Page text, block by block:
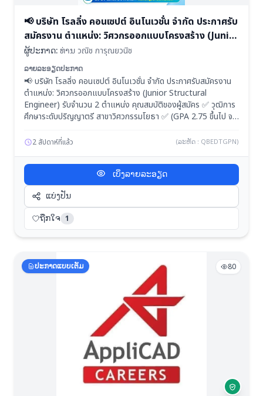
📢 บริษัท โรลลิ่ง คอนเซปต์ อินโนเวชั่น จำกัด ประกาศรับ
สมัครงาน ตำแหน่ง: วิศวกรออกแบบโครงสร้าง (Junior
Structural Engineer) รับจำนวน 2 ตำแหน่ง
คุณสมบัติของผู้สมัคร ✅ วุฒิการศึกษาระดับปริญญาตรี
สาขาวิศ
ຜູ້ປະກາດ:ທ່ານ วณิช การุณยวนิช
ລາຍລະອຽດປະກາດ
📢 บริษัท โรลลิ่ง คอนเซปต์ อินโนเวชั่น จำกัด ประกาศรับสมัครงาน
ตำแหน่ง: วิศวกรออกแบบโครงสร้าง (Junior Structural
Engineer) รับจำนวน 2 ตำแหน่ง คุณสมบัติของผู้สมัคร ✅ วุฒิการ
ศึกษาระดับปริญญาตรี สาขาวิศวกรรมโยธา ✅ (GPA 2.75 ขึ้นไป จะ
การออกแบบและคำนวณงานโครงสร้าง ✅ หากมีใบอนุญาตประกอบ
พิจารณาเป็นพิเศษ ✅ มีความชำนาญในการใช้โปรแกรมสำเร็จรูป
STAAD.Pro หรือ ETABS ✅ มีความชำนาญในการเขียนแบบ
โครงสร้างด้วย AutoCAD และ BIM (Building Information
Modeling) ✅ มีทักษะการใช้ภาษาอังกฤษในการติดต่อสื่อสารได้ดี ✅
มีความรู้หรือความสามารถในการประยุกต์ใช้ AI ในการทำงาน จะได้รับ
การพิจารณาเป็นพิเศษ ✅ มีความรับผิดชอบในการทำงานสูง ตรงต่อ
บริษัท โรลลิ่ง คอนเซปต์ อินโนเวชั่น จำกัด 62/3 ถนนราษฎร์พัฒนา
แขวงราษฎร์พัฒนา เขตสะพานสูง กรุงเทพมหานคร 10240
#StructuralEngineer #CivilEngineer #หางานวิศวกร
2 สัปดาห์ที่แล้ว (ລະຫັດ : QBEDTGPN)
ເບິ່ງລາຍລະອຽດ
ແບ່ງປັນ
ຖືກໃຈ 1
ປະກາດແບບເຕັມ 80